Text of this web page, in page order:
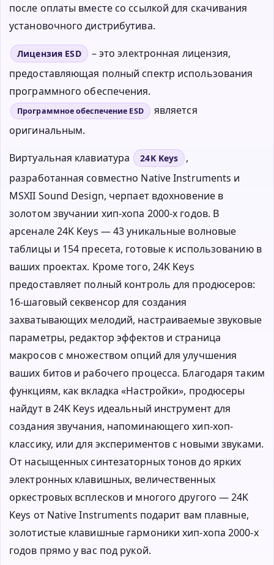
после оплаты вместе со ссылкой для скачивания
установочного дистрибутива.
Лицензия ESD
– это электронная лицензия,
предоставляющая полный спектр использования
программного обеспечения.
Программное обеспечение ESD
является
оригинальным.
Виртуальная клавиатура 24K Keys
,
разработанная совместно Native Instruments и
MSXII Sound Design, черпает вдохновение в
золотом звучании хип-хопа 2000-х годов. В
арсенале 24K Keys — 43 уникальные волновые
таблицы и 154 пресета, готовые к использованию в
ваших проектах. Кроме того, 24K Keys
предоставляет полный контроль для продюсеров:
16-шаговый секвенсор для создания
захватывающих мелодий, настраиваемые звуковые
параметры, редактор эффектов и страница
макросов с множеством опций для улучшения
ваших битов и рабочего процесса. Благодаря таким
функциям, как вкладка «Настройки», продюсеры
найдут в 24K Keys идеальный инструмент для
создания звучания, напоминающего хип-хоп-
классику, или для экспериментов с новыми звуками.
От насыщенных синтезаторных тонов до ярких
электронных клавишных, величественных
оркестровых всплесков и многого другого — 24K
Keys от Native Instruments подарит вам плавные,
золотистые клавишные гармоники хип-хопа 2000-х
годов прямо у вас под рукой.